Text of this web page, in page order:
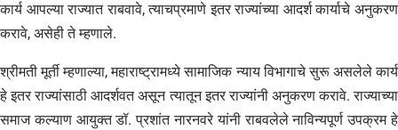
कार्य आपल्या राज्यात राबवावे, त्याचप्रमाणे इतर राज्यांच्या आदर्श कार्याचे अनुकरण
करावे, असेही ते म्हणाले.
श्रीमती मूर्ती म्हणाल्या, महाराष्ट्रामध्ये सामाजिक न्याय विभागाचे सुरू असलेले कार्य
हे इतर राज्यांसाठी आदर्शवत असून त्यातून इतर राज्यांनी अनुकरण करावे. राज्याच्या
समाज कल्याण आयुक्त डॉ. प्रशांत नारनवरे यांनी राबवलेले नाविन्यपूर्ण उपक्रम हे